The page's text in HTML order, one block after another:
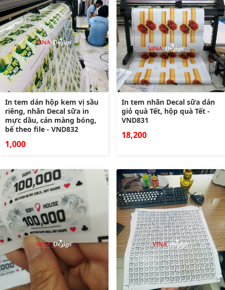
In tem dán hộp kem vị sầu
riêng, nhãn Decal sữa in
mực dầu, cán màng bóng,
bế theo file - VND832
1,000
In tem nhãn Decal sữa dán
giỏ quà Tết, hộp quà Tết -
VND831
18,200